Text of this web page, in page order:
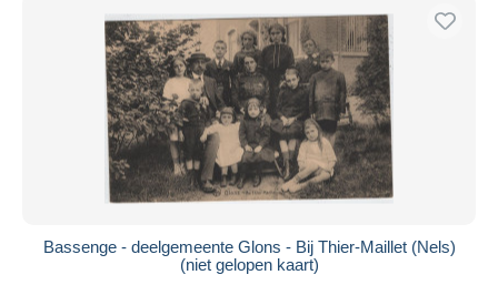
Bassenge - deelgemeente Glons - Bij Thier-Maillet (Nels)
(niet gelopen kaart)